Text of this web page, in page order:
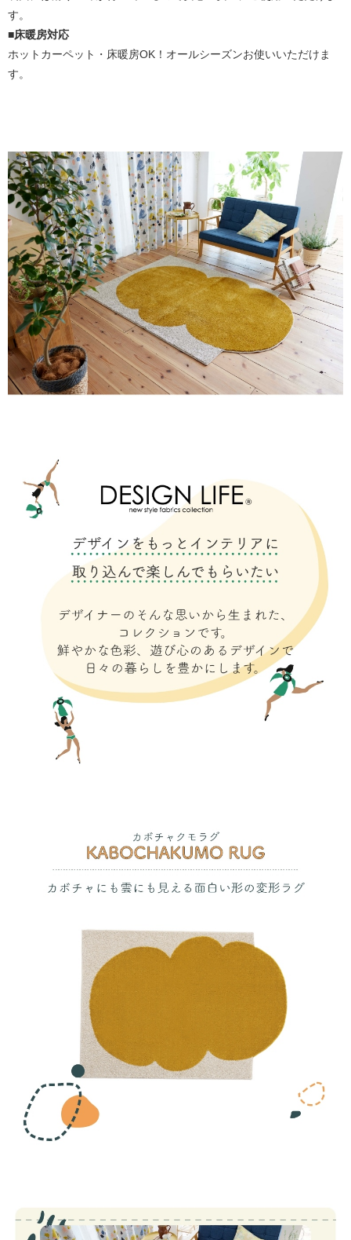
す。
■床暖房対応
ホットカーペット・床暖房OK！オールシーズンお使いいただけま
す。